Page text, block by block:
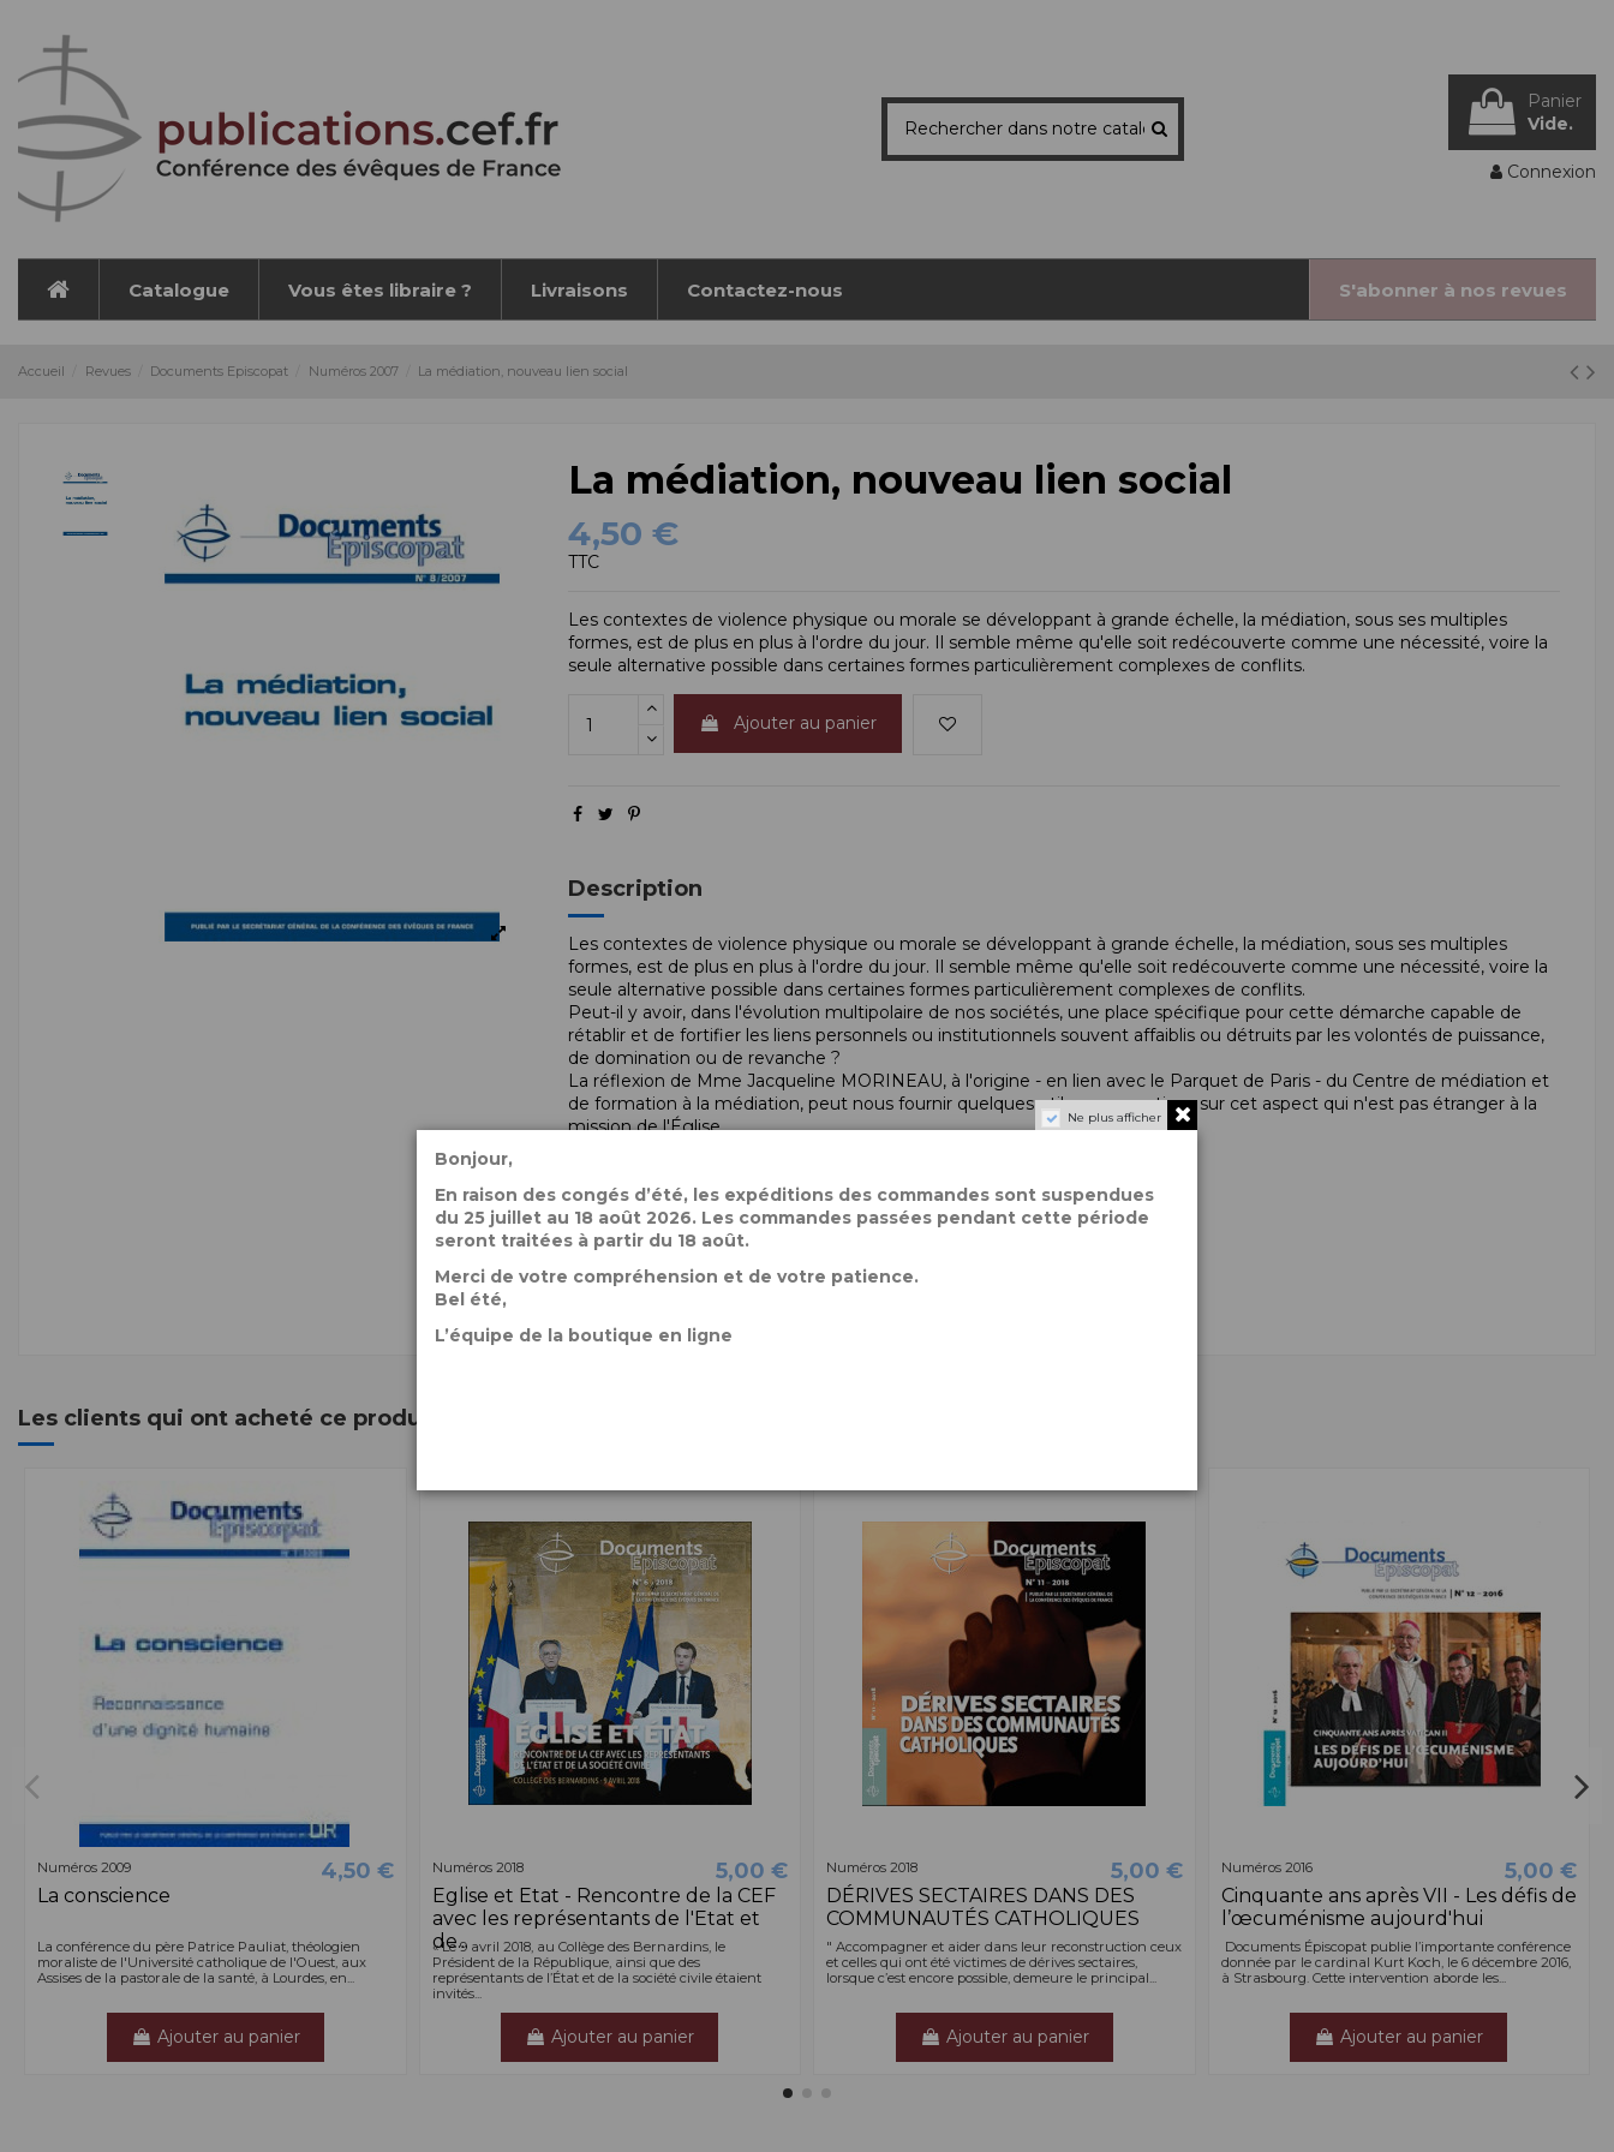
Panier
Vide.
Connexion
Catalogue Vous êtes libraire ? Livraisons Contactez-nous S'abonner à nos revues
Accueil Revues Documents Episcopat Numéros 2007 La médiation, nouveau lien social
La médiation, nouveau lien social
4,50 €
TTC
Les contextes de violence physique ou morale se développant à grande échelle, la médiation, sous ses multiples
formes, est de plus en plus à l'ordre du jour. Il semble même qu'elle soit redécouverte comme une nécessité, voire la
seule alternative possible dans certaines formes particulièrement complexes de conflits.
Ajouter au panier
Description
Les contextes de violence physique ou morale se développant à grande échelle, la médiation, sous ses multiples
formes, est de plus en plus à l'ordre du jour. Il semble même qu'elle soit redécouverte comme une nécessité, voire la
seule alternative possible dans certaines formes particulièrement complexes de conflits.
Peut-il y avoir, dans l'évolution multipolaire de nos sociétés, une place spécifique pour cette démarche capable de
rétablir et de fortifier les liens personnels ou institutionnels souvent affaiblis ou détruits par les volontés de puissance,
de domination ou de revanche ?
La réflexion de Mme Jacqueline MORINEAU, à l'origine - en lien avec le Parquet de Paris - du Centre de médiation et
de formation à la médiation, peut nous fournir quelques utiles perspectives sur cet aspect qui n'est pas étranger à la
mission de l'Église.
Détails du produit
Référence
Les clients qui ont acheté ce produit ont également acheté :
Numéros 2009 4,50 €
La conscience
La conférence du père Patrice Pauliat, théologien
moraliste de l'Université catholique de l'Ouest, aux
Assises de la pastorale de la santé, à Lourdes, en...
Ajouter au panier
Numéros 2018 5,00 €
Eglise et Etat - Rencontre de la CEF
avec les représentants de l'Etat et
de...
« Le 9 avril 2018, au Collège des Bernardins, le
Président de la République, ainsi que des
représentants de l’État et de la société civile étaient
invités...
Ajouter au panier
Numéros 2018 5,00 €
DÉRIVES SECTAIRES DANS DES
COMMUNAUTÉS CATHOLIQUES
" Accompagner et aider dans leur reconstruction ceux
et celles qui ont été victimes de dérives sectaires,
lorsque c’est encore possible, demeure le principal...
Ajouter au panier
Numéros 2016 5,00 €
Cinquante ans après VII - Les défis de
l’œcuménisme aujourd'hui
Documents Épiscopat publie l’importante conférence
donnée par le cardinal Kurt Koch, le 6 décembre 2016,
à Strasbourg. Cette intervention aborde les...
Ajouter au panier
Ne plus afficher
Bonjour,
En raison des congés d’été, les expéditions des commandes sont suspendues
du 25 juillet au 18 août 2026. Les commandes passées pendant cette période
seront traitées à partir du 18 août.
Merci de votre compréhension et de votre patience.
Bel été,
L’équipe de la boutique en ligne